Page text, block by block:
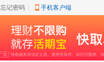
忘记密码 手机客户端